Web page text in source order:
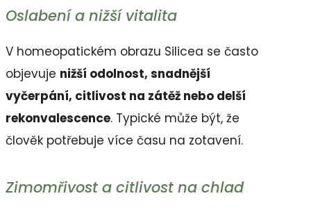
Oslabení a nižší vitalita
V homeopatickém obrazu Silicea se často
objevuje nižší odolnost, snadnější
vyčerpání, citlivost na zátěž nebo delší
rekonvalescence. Typické může být, že
člověk potřebuje více času na zotavení.
Zimomřivost a citlivost na chlad